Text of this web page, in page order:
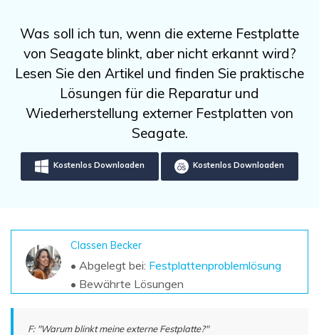
Kostenlos Testen
Recoverit kostenlos
Verlorene/gel?schte Daten kostenlos
wiederherstellen
Kostenlos Testen
Weitere Produkte
Repairit - Datenreparatur
UBackit - Datensicherung
Datenverlust-Szenarien
ALLE FUNKTIONEN ENTDECKEN
Aktuelles Thema
search
Was soll ich tun, wenn die externe Festplatte
von Seagate blinkt, aber nicht erkannt wird?
Lesen Sie den Artikel und finden Sie praktische
Lösungen für die Reparatur und
Wiederherstellung externer Festplatten von
Seagate.
Kostenlos Downloaden Kostenlos Downloaden
Classen Becker
• Abgelegt bei: Festplattenproblemlösung
• Bewährte Lösungen
F: "Warum blinkt meine externe Festplatte?"